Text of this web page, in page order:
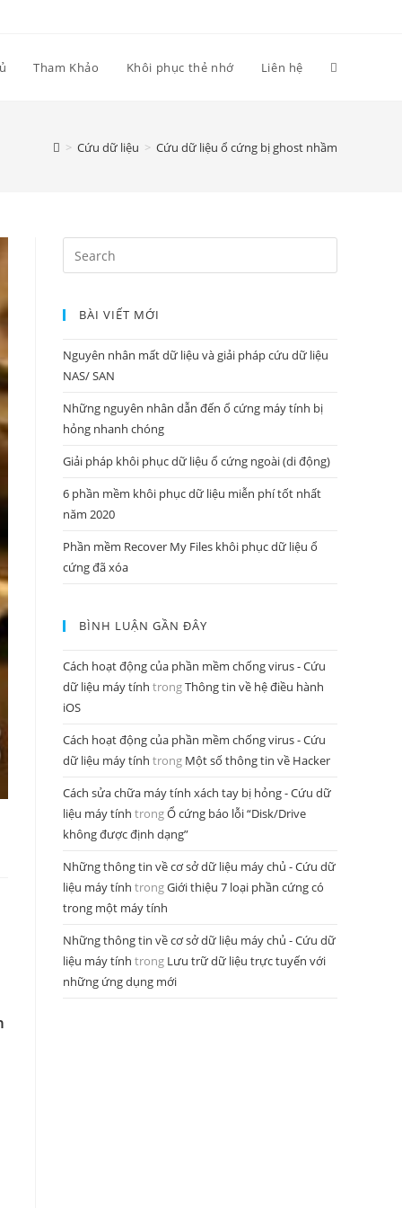
Tham Khảo Khôi phục thẻ nhớ Liên hệ
> Cứu dữ liệu > Cứu dữ liệu ổ cứng bị ghost nhầm
BÀI VIẾT MỚI
Nguyên nhân mất dữ liệu và giải pháp cứu dữ liệu
NAS/ SAN
Những nguyên nhân dẫn đến ổ cứng máy tính bị
hỏng nhanh chóng
Giải pháp khôi phục dữ liệu ổ cứng ngoài (di động)
6 phần mềm khôi phục dữ liệu miễn phí tốt nhất
năm 2020
Phần mềm Recover My Files khôi phục dữ liệu ổ
cứng đã xóa
BÌNH LUẬN GẦN ĐÂY
Cách hoạt động của phần mềm chống virus - Cứu
dữ liệu máy tính trongThông tin về hệ điều hành
iOS
Cách hoạt động của phần mềm chống virus - Cứu
dữ liệu máy tính trong Một số thông tin về Hacker
Cách sửa chữa máy tính xách tay bị hỏng - Cứu dữ
liệu máy tính trongỔ cứng báo lỗi “Disk/Drive
không được định dạng”
Những thông tin về cơ sở dữ liệu máy chủ - Cứu dữ
liệu máy tính trongGiới thiệu 7 loại phần cứng có
trong một máy tính
Những thông tin về cơ sở dữ liệu máy chủ - Cứu dữ
liệu máy tính trong Lưu trữ dữ liệu trực tuyến với
những ứng dụng mới